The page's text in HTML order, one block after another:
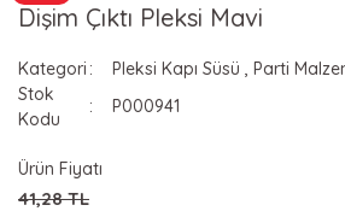
Dişim Çıktı Pleksi Mavi
Kategori Pleksi Kapı Süsü , Parti
Stok
Kodu
P000941
Ürün Fiyatı
41,28 TL